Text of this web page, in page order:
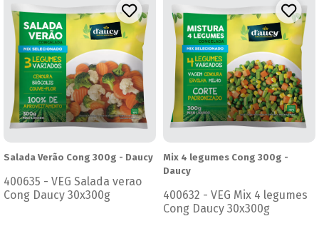
Salada Verão Cong 300g - Daucy
400635 - VEG Salada verao
Cong Daucy 30x300g
Mix 4 legumes Cong 300g -
Daucy
400632 - VEG Mix 4 legumes
Cong Daucy 30x300g